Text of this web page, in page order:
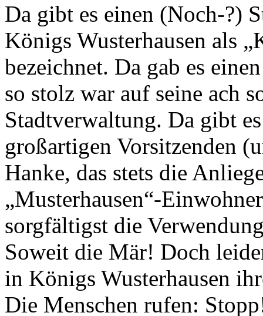
Da gibt es einen (Noch-?)
Königs Wusterhausen als
bezeichnet. Da gab es
so stolz war auf seine ach
Stadtverwaltung. Da gibt
großartigen Vorsitzenden
Hanke, das stets die
„Musterhausen“-
sorgfältigst die
Soweit die Mär! Doch
in Königs Wusterhausen
Die Menschen rufen: